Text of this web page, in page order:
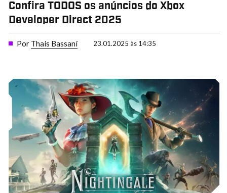
Confira TODOS os anúncios do Xbox
Developer Direct 2025
Por Thais Bassani 23.01.2025 às 14:35